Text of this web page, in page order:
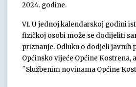
2024. godine.
VI. U jednoj kalendarskoj godini
fizičkoj osobi može se dodijeliti
priznanje. Odluku o dodjeli javnih
Općinsko vijeće Općine Kostrena,
˝Službenim novinama Općine